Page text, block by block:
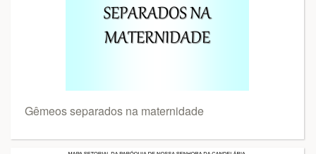
Gêmeos separados na maternidade